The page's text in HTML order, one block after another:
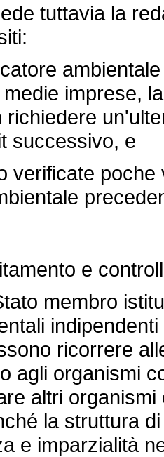
tuttavia la
imprese,
richiedere
successivo, e
poche
e
membro
ricorrere
agli organismi
altri
la struttura
e imparzialità